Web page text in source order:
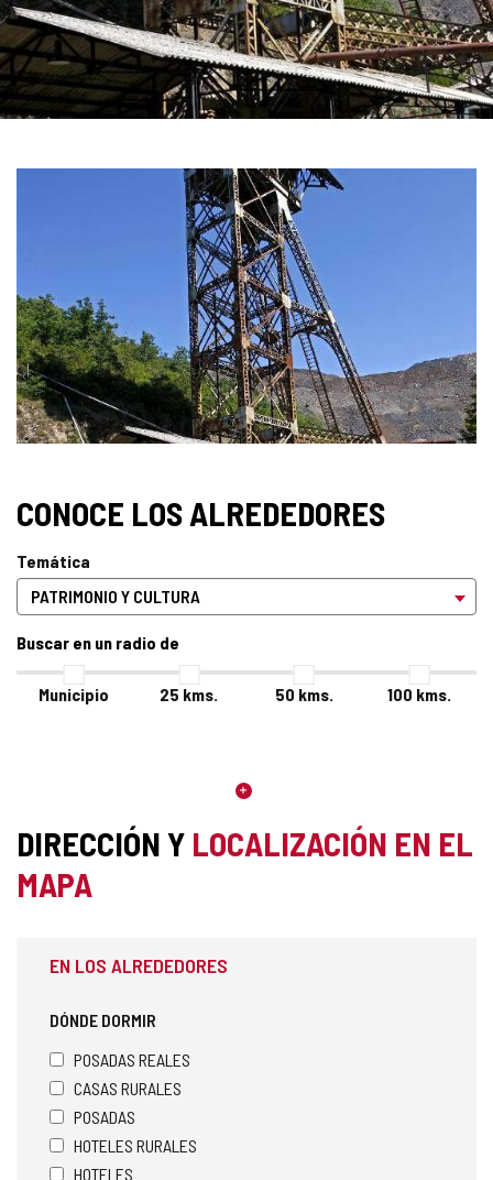
CONOCE LOS ALREDEDORES
Temática
Buscar en un radio de
Municipio 25 kms. 50 kms. 100 kms.
DIRECCIÓN Y LOCALIZACIÓN EN EL
MAPA
EN LOS ALREDEDORES
DÓNDE DORMIR
POSADAS REALES
CASAS RURALES
POSADAS
HOTELES RURALES
HOTELES